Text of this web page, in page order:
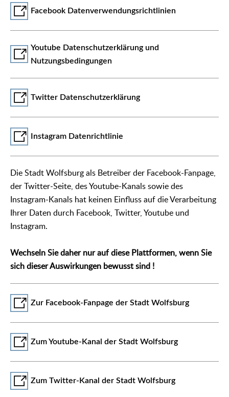
Facebook Datenverwendungsrichtlinien
Youtube Datenschutzerklärung und
Nutzungsbedingungen
Twitter Datenschutzerklärung
Instagram Datenrichtlinie
Die Stadt Wolfsburg als Betreiber der Facebook-Fanpage,
der Twitter-Seite, des Youtube-Kanals sowie des
Instagram-Kanals hat keinen Einfluss auf die Verarbeitung
Ihrer Daten durch Facebook, Twitter, Youtube und
Instagram.
Wechseln Sie daher nur auf diese Plattformen, wenn Sie
sich dieser Auswirkungen bewusst sind !
Zur Facebook-Fanpage der Stadt Wolfsburg
Zum Youtube-Kanal der Stadt Wolfsburg
Zum Twitter-Kanal der Stadt Wolfsburg